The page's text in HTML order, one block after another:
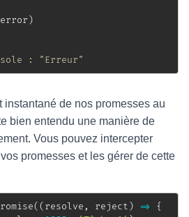
error)
: "Erreur"
instantané de nos promesses au
bien entendu une manière de
Vous pouvez intercepter
promesses et les gérer de cette
((resolve , reject) =>
{